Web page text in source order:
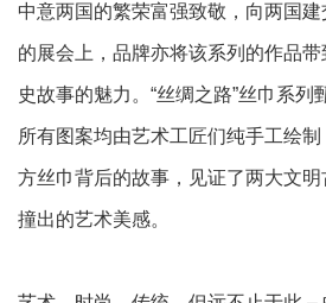
中意两国的繁荣富强致敬，向两国
的展会上，品牌亦将该系列的作品
史故事的魅力。“丝绸之路”丝巾系列
所有图案均由艺术工匠们纯手工绘
方丝巾背后的故事，见证了两大文
撞出的艺术美感。